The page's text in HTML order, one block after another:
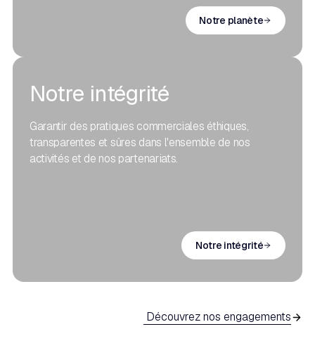
Notre planète
Notre intégrité
Garantir des pratiques commerciales éthiques,
transparentes et sûres dans l'ensemble de nos
activités et de nos partenariats.
Notre intégrité
Découvrez nos engagements